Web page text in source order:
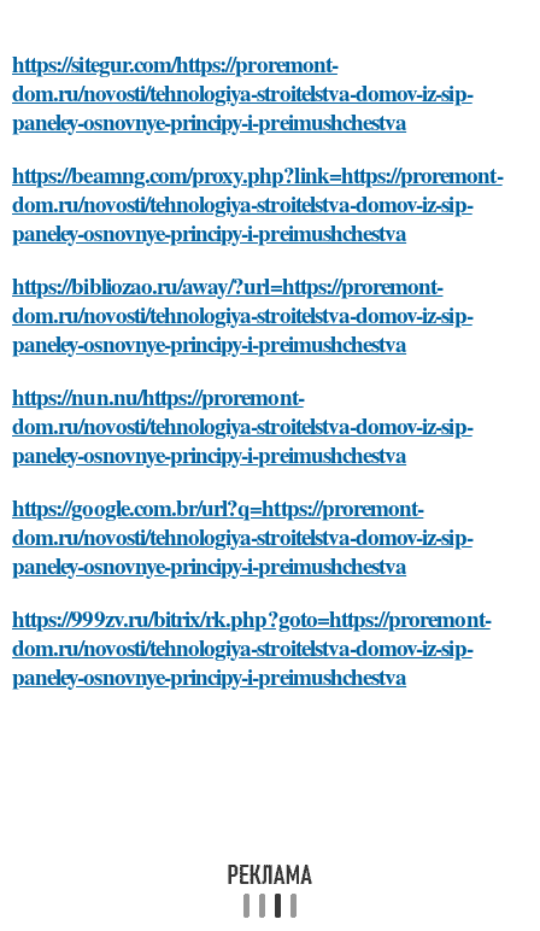
https://sitegur.com/https://proremont-
dom.ru/novosti/tehnologiya-stroitelstva-domov-iz-sip-
paneley-osnovnye-principy-i-preimushchestva
https://beamng.com/proxy.php?link=https://proremont-
dom.ru/novosti/tehnologiya-stroitelstva-domov-iz-sip-
paneley-osnovnye-principy-i-preimushchestva
https://bibliozao.ru/away/?url=https://proremont-
dom.ru/novosti/tehnologiya-stroitelstva-domov-iz-sip-
paneley-osnovnye-principy-i-preimushchestva
https://nun.nu/https://proremont-
dom.ru/novosti/tehnologiya-stroitelstva-domov-iz-sip-
paneley-osnovnye-principy-i-preimushchestva
https://google.com.br/url?q=https://proremont-
dom.ru/novosti/tehnologiya-stroitelstva-domov-iz-sip-
paneley-osnovnye-principy-i-preimushchestva
https://999zv.ru/bitrix/rk.php?goto=https://proremont-
dom.ru/novosti/tehnologiya-stroitelstva-domov-iz-sip-
paneley-osnovnye-principy-i-preimushchestva